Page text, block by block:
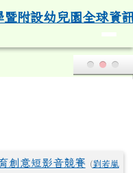
小學暨附設
創意短影音競賽 (劉若嵐